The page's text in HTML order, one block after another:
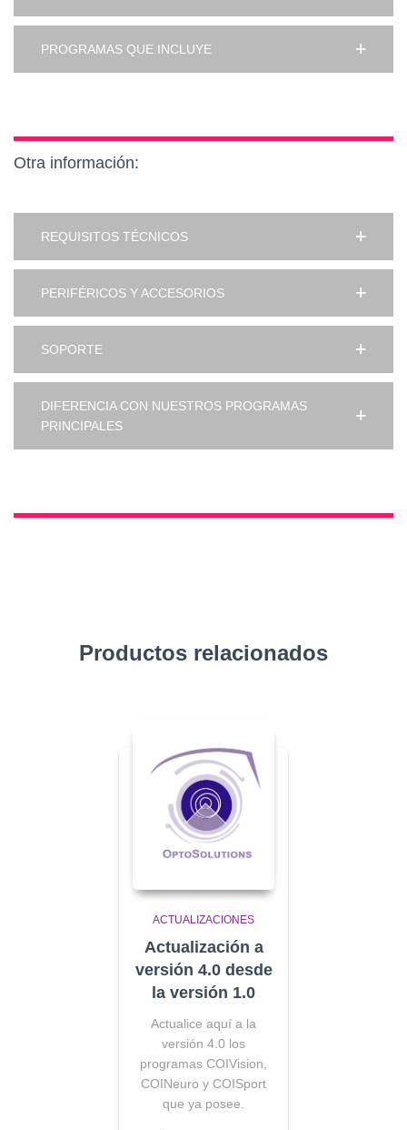
PROGRAMAS QUE INCLUYE
Otra información:
REQUISITOS TÉCNICOS
PERIFÉRICOS Y ACCESORIOS
SOPORTE
DIFERENCIA CON NUESTROS PROGRAMAS
PRINCIPALES
Productos relacionados
ACTUALIZACIONES
Actualización a
versión 4.0 desde
la versión 1.0
Actualice aquí a la
versión 4.0 los
programas COIVision,
COINeuro y COISport
que ya posee.